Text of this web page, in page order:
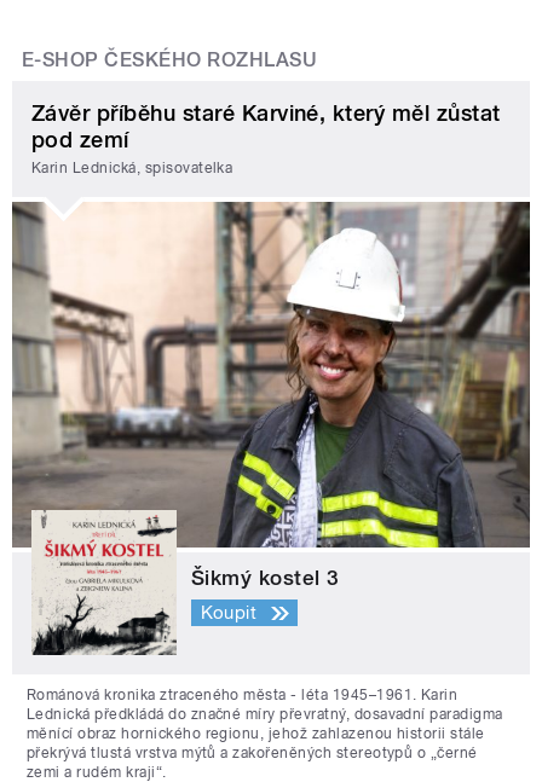
E-SHOP ČESKÉHO ROZHLASU
Závěr příběhu staré Karviné, který měl zůstat
pod zemí
Karin Lednická, spisovatelka
Šikmý kostel 3
Koupit
Románová kronika ztraceného města - léta 1945–1961. Karin
Lednická předkládá do značné míry převratný, dosavadní paradigma
měnící obraz hornického regionu, jehož zahlazenou historii stále
překrývá tlustá vrstva mýtů a zakořeněných stereotypů o „černé
zemi a rudém kraji“.